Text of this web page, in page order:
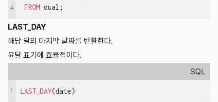
4
FROM dual;
LAST_DAY
해당 달의 마지막 날짜를 반환한다.
윤달 표기에 효율적이다.
SQL
1 LAST_DAY(date)